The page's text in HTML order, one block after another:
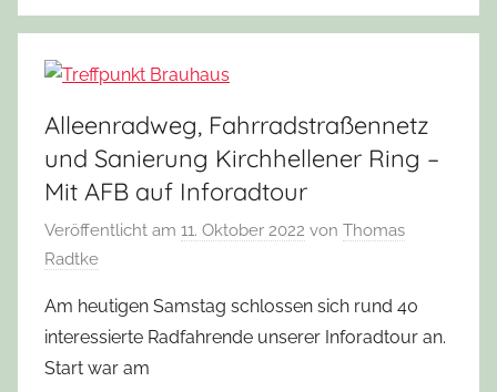
Alleenradweg, Fahrradstraßennetz
und Sanierung Kirchhellener Ring –
Mit AFB auf Inforadtour
Veröffentlicht am 11. Oktober 2022 von Thomas
Radtke
Am heutigen Samstag schlossen sich rund 40
interessierte Radfahrende unserer Inforadtour an.
Start war am